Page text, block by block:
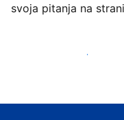
svoja pitanja na
Počnite da primate